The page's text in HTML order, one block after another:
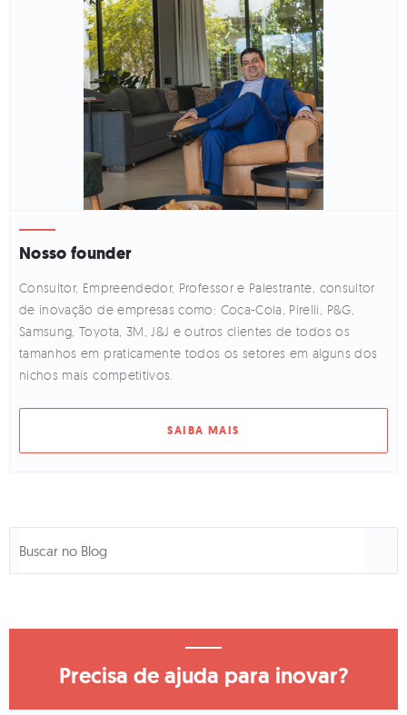
Nosso founder
Consultor, Empreendedor, Professor e Palestrante, consultor
de inovação de empresas como: Coca-Cola, Pirelli, P&G,
Samsung, Toyota, 3M, J&J e outros clientes de todos os
tamanhos em praticamente todos os setores em alguns dos
nichos mais competitivos.
SAIBA MAIS
Precisa de ajuda para inovar?